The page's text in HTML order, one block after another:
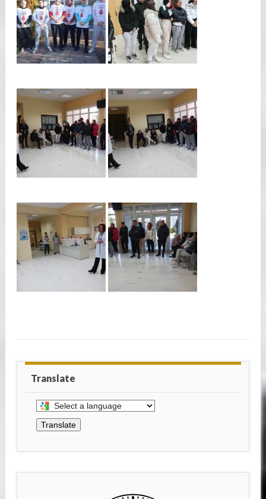
Translate
Select
a
language
to
Translate